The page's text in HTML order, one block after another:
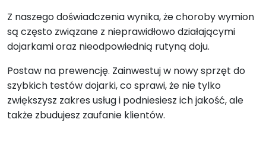
Z naszego doświadczenia wynika, że choroby wymion
są często związane z nieprawidłowo działającymi
dojarkami oraz nieodpowiednią rutyną doju.
Postaw na prewencję. Zainwestuj w nowy sprzęt do
szybkich testów dojarki, co sprawi, że nie tylko
zwiększysz zakres usług i podniesiesz ich jakość, ale
także zbudujesz zaufanie klientów.